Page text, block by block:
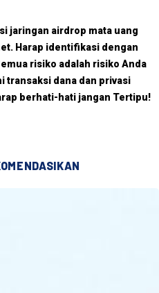
Isi jaringan airdrop mata uang
Harap identifikasi dengan
risiko adalah risiko Anda
transaksi dana dan privasi
berhati-hati jangan Tertipu!